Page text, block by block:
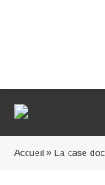
Accueil » La case